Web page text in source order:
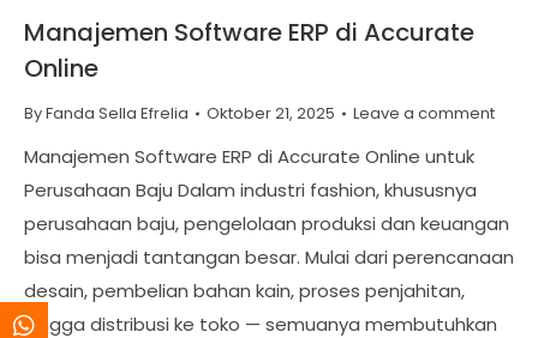
Manajemen Software ERP di Accurate
Online
ByFanda Sella Efrelia Oktober 21, 2025 Leave a comment
Manajemen Software ERP di Accurate Online untuk
Perusahaan Baju Dalam industri fashion, khususnya
perusahaan baju, pengelolaan produksi dan keuangan
bisa menjadi tantangan besar. Mulai dari perencanaan
desain, pembelian bahan kain, proses penjahitan,
hingga distribusi ke toko — semuanya membutuhkan